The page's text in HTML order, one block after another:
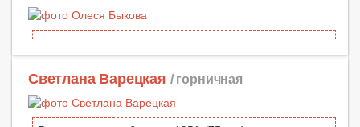
Светлана Варецкая / горничная